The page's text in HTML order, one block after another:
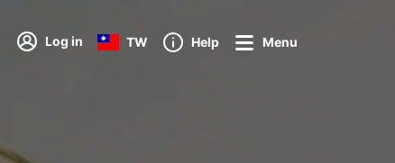
Log in TW Help Menu